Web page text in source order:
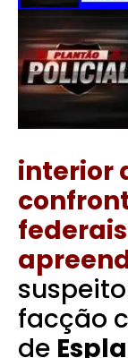
interior
facção
de